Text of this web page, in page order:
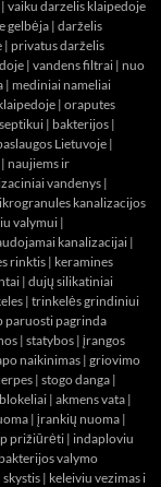
| vaiku darzelis klaipedoje
gelbėja | darželis
| privatus darželis
| vandens filtrai | nuo
| mediniai nameliai
| oraputes
septikui | bakterijos |
Lietuvoje |
| naujiems ir
vandenys |
kanalizacijos
valymui |
kanalizacijai |
rinktis | keramines
| dujų silikatiniai
| trinkelės grindiniui
paruosti pagrinda
| statybos | įrangos
naikinimas | griovimo
| stogo danga |
blokeliai | akmens vata |
| įrankių nuoma |
prižiūrėti| indaploviu
bakterijos valymo
skystis | keleiviu vezimas i